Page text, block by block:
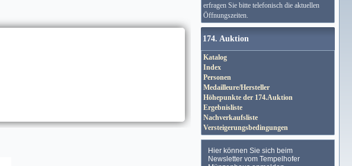
erfragen Sie bitte telefonisch die aktuellen
Öffnungszeiten.
174. Auktion
Katalog
Index
Personen
Medailleure/Hersteller
Höhepunkte der 174.Auktion
Ergebnisliste
Nachverkaufsliste
Versteigerungsbedingungen